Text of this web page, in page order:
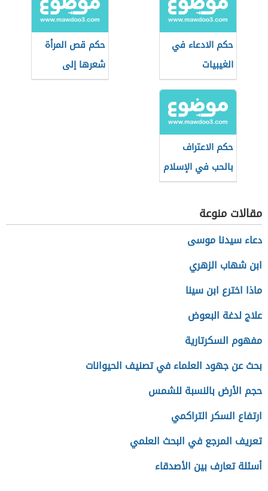
حكم الادعاء في
الغيبيات
حكم قص المرأة
شعرها إلى
الأذنين
حكم الاعتراف
بالحب في الإسلام
مقالات منوعة
دعاء سيدنا موسى
ابن شهاب الزهري
ماذا اخترع ابن سينا
علاج لدغة البعوض
مفهوم السكرتارية
بحث عن جهود العلماء في تصنيف الحيوانات
حجم الأرض بالنسبة للشمس
ارتفاع السكر التراكمي
تعريف المرجع في البحث العلمي
أسئلة تعارف بين الأصدقاء